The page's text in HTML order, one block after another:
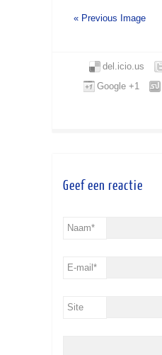
« Previous Image
del.icio.us
Google +1
Geef een reactie
Naam*
E-mail*
Site